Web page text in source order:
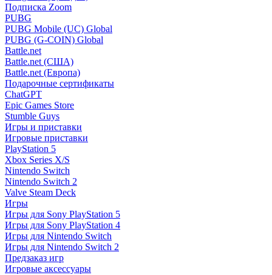
Подписка Zoom
PUBG
PUBG Mobile (UC) Global
PUBG (G-COIN) Global
Battle.net
Battle.net (США)
Battle.net (Европа)
Подарочные сертификаты
ChatGPT
Epic Games Store
Stumble Guys
Игры и приставки
Игровые приставки
PlayStation 5
Xbox Series X/S
Nintendo Switch
Nintendo Switch 2
Valve Steam Deck
Игры
Игры для Sony PlayStation 5
Игры для Sony PlayStation 4
Игры для Nintendo Switch
Игры для Nintendo Switch 2
Предзаказ игр
Игровые аксессуары